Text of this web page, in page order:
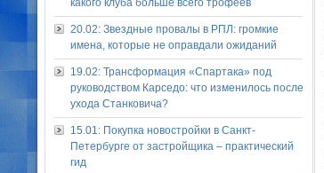
20.02: Звездные провалы в РПЛ: громкие
имена, которые не оправдали ожиданий
19.02: Трансформация «Спартака» под
руководством Карседо: что изменилось после
ухода Станковича?
15.01: Покупка новостройки в Санкт-
Петербурге от застройщика – практический
гид